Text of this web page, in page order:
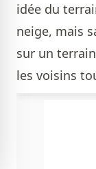
idée du
neige, mais
sur un
les voisins